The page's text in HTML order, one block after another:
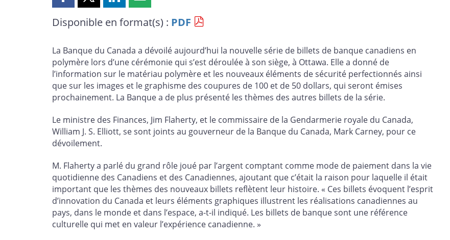
page
Facebook
page
X
page
LinkedIn
page
courriel
Disponible en format(s) : PDF
La Banque du Canada a dévoilé aujourd’hui la nouvelle série de billets de banque canadiens en
polymère lors d’une cérémonie qui s’est déroulée à son siège, à Ottawa. Elle a donné de
l’information sur le matériau polymère et les nouveaux éléments de sécurité perfectionnés ainsi
que sur les images et le graphisme des coupures de 100 et de 50 dollars, qui seront émises
prochainement. La Banque a de plus présenté les thèmes des autres billets de la série.
Le ministre des Finances, Jim Flaherty, et le commissaire de la Gendarmerie royale du Canada,
William J. S. Elliott, se sont joints au gouverneur de la Banque du Canada, Mark Carney, pour ce
dévoilement.
M. Flaherty a parlé du grand rôle joué par l’argent comptant comme mode de paiement dans la vie
quotidienne des Canadiens et des Canadiennes, ajoutant que c’était la raison pour laquelle il était
important que les thèmes des nouveaux billets reflètent leur histoire. « Ces billets évoquent l’esprit
d’innovation du Canada et leurs éléments graphiques illustrent les réalisations canadiennes au
pays, dans le monde et dans l’espace, a-t-il indiqué. Les billets de banque sont une référence
culturelle qui met en valeur l’expérience canadienne. »